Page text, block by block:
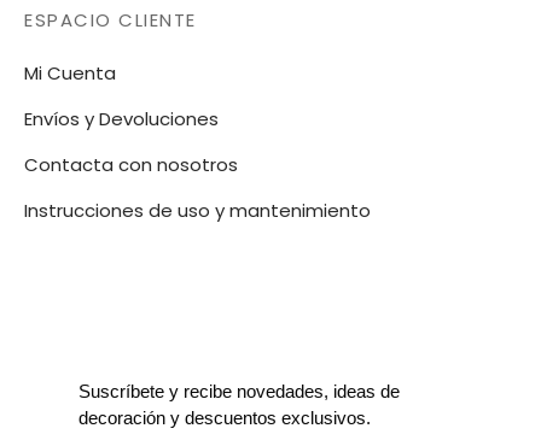
ESPACIO CLIENTE
Mi Cuenta
Envíos y Devoluciones
Contacta con nosotros
Instrucciones de uso y mantenimiento